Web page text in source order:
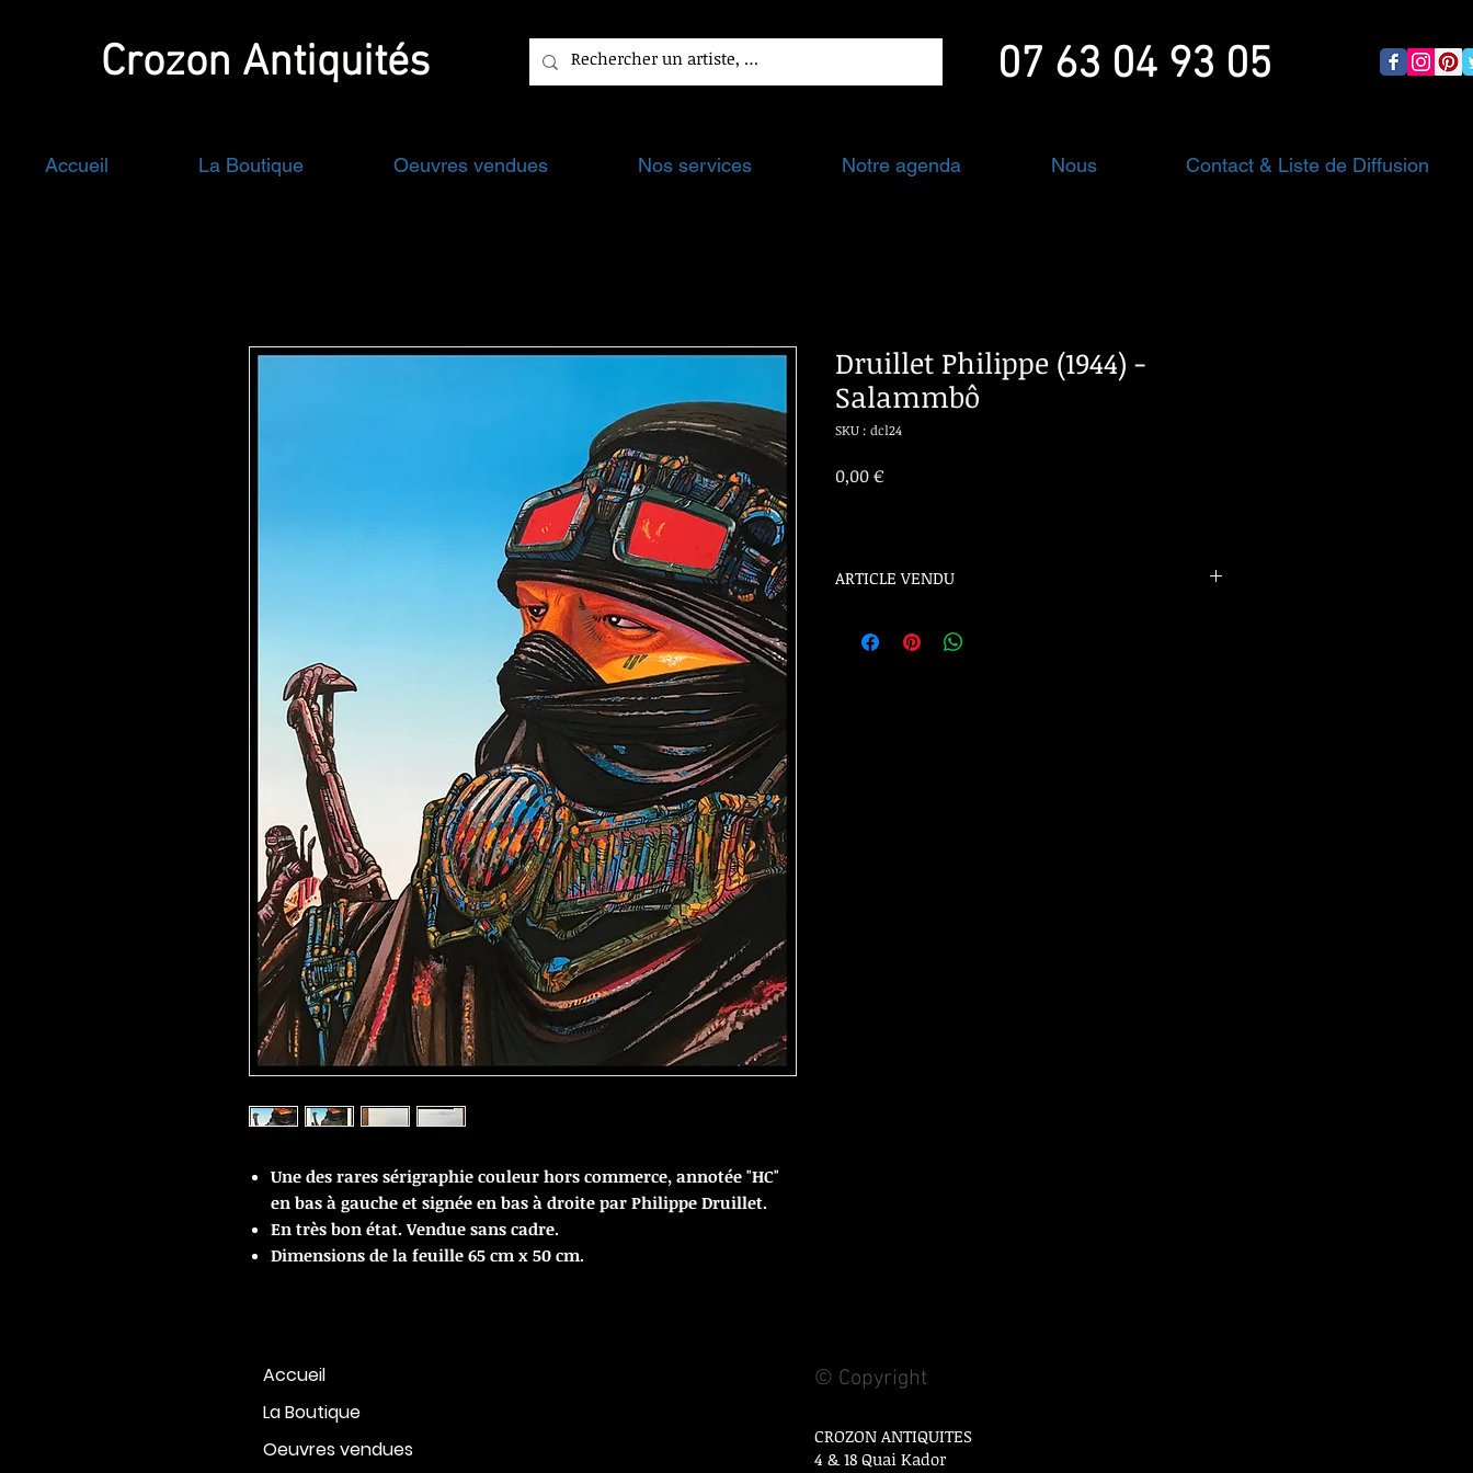
Crozon Antiquités 07 63 04 93 05
Accueil La Boutique Oeuvres vendues Nos services Notre agenda Nous Contact & Liste de Diffusion
Une des rares sérigraphie couleur hors commerce, annotée "HC"
en bas à gauche et signée en bas à droite par Philippe Druillet.
En très bon état. Vendue sans cadre.
Dimensions de la feuille 65 cm x 50 cm.
Druillet Philippe (1944) -
Salammbô
SKU : dcl24
0,00 €Prix
ARTICLE VENDU
Accueil
La Boutique
Oeuvres vendues
© Copyright
CROZON ANTIQUITES
4 & 18 Quai Kador